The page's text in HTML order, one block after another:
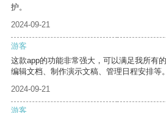
护。
2024-09-21
游客
这款app的功能非常强大，可以满足我所有
编辑文档、制作演示文稿、管理日程安排等。
2024-09-21
游客